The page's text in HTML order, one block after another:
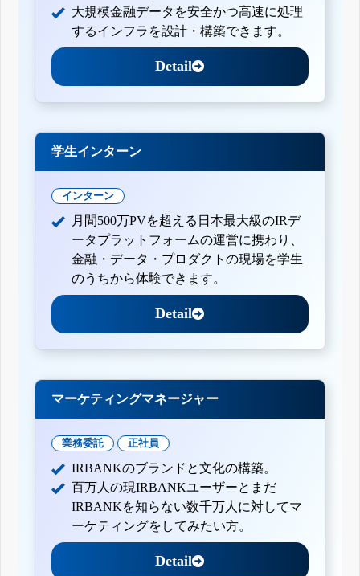
大規模金融データを安全かつ高速に処理
するインフラを設計・構築できます。
Detail
学生インターン
インターン
月間500万PVを超える日本最大級のIRデ
ータプラットフォームの運営に携わり、
金融・データ・プロダクトの現場を学生
のうちから体験できます。
Detail
マーケティングマネージャー
業務委託 正社員
IRBANKのブランドと文化の構築。
百万人の現IRBANKユーザーとまだ
IRBANKを知らない数千万人に対してマ
ーケティングをしてみたい方。
Detail